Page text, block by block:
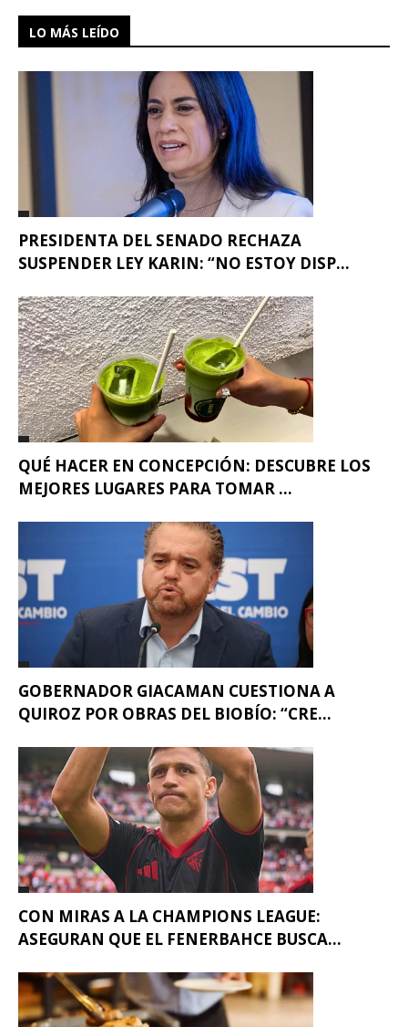
LO MÁS LEÍDO
PRESIDENTA DEL SENADO RECHAZA
SUSPENDER LEY KARIN: “NO ESTOY DISP...
QUÉ HACER EN CONCEPCIÓN: DESCUBRE LOS
MEJORES LUGARES PARA TOMAR ...
GOBERNADOR GIACAMAN CUESTIONA A
QUIROZ POR OBRAS DEL BIOBÍO: “CRE...
CON MIRAS A LA CHAMPIONS LEAGUE:
ASEGURAN QUE EL FENERBAHCE BUSCA...